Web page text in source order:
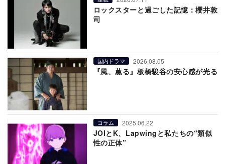
ロックスターと過ごした記憶：櫻井敦
司
国内ドラマ 2026.08.05
『風、薫る』板橋駿谷の安心感が光る
コラム 2025.06.22
JOIとK、Lapwingと私たちの“類似
性の正体”